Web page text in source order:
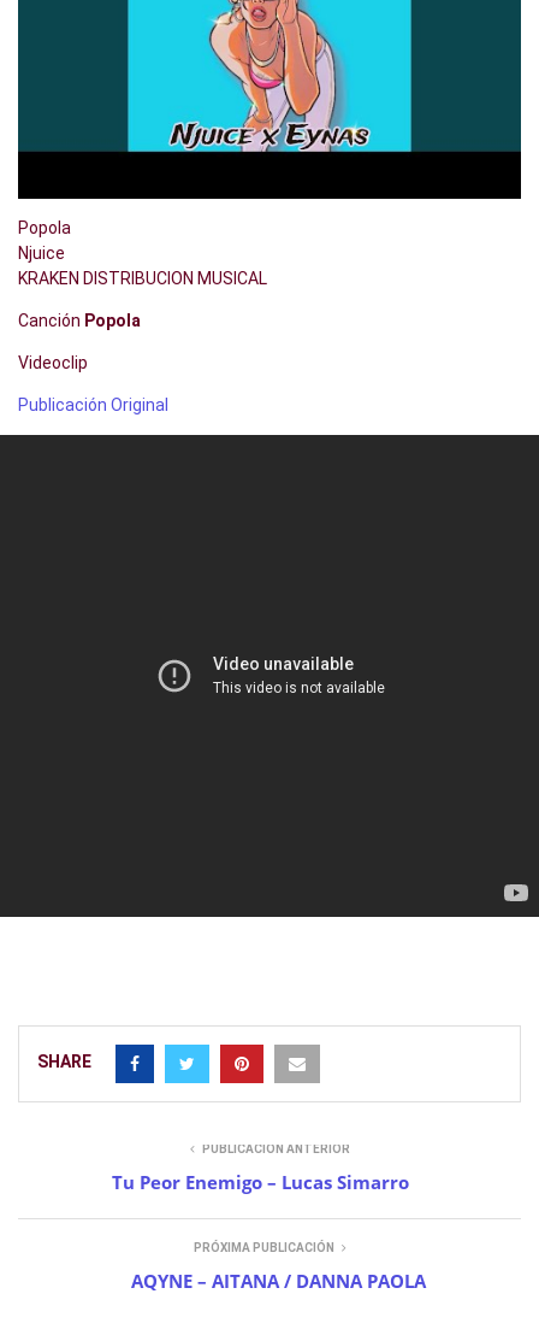
Popola
Njuice
KRAKEN DISTRIBUCION MUSICAL
Canción Popola
Videoclip
Publicación Original
SHARE
PUBLICACIÓN ANTERIOR
Tu Peor Enemigo – Lucas Simarro
PRÓXIMA PUBLICACIÓN
AQYNE – AITANA / DANNA PAOLA